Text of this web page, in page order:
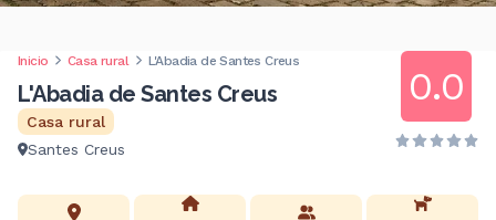
Inicio Casa rural L'Abadia de Santes Creus
L'Abadia de Santes Creus
Casa rural
Santes Creus
0.0